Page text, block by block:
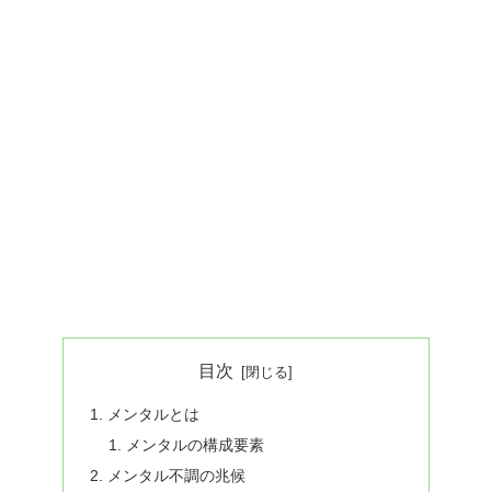
目次
メンタルとは
メンタルの構成要素
メンタル不調の兆候